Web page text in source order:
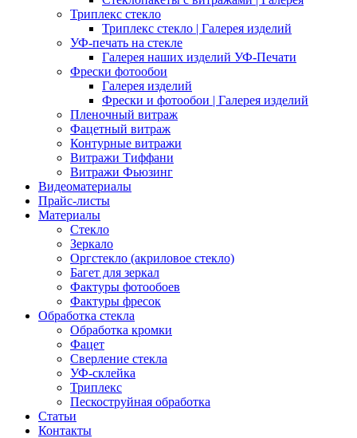
Триплекс стекло
Триплекс стекло | Галерея изделий
УФ-печать на стекле
Галерея наших изделий УФ-Печати
Фрески фотообои
Галерея изделий
Фрески и фотообои | Галерея изделий
Пленочный витраж
Фацетный витраж
Контурные витражи
Витражи Тиффани
Витражи Фьюзинг
Видеоматериалы
Прайс-листы
Материалы
Стекло
Зеркало
Оргстекло (акриловое стекло)
Багет для зеркал
Фактуры фотообоев
Фактуры фресок
Обработка стекла
Обработка кромки
Фацет
Сверление стекла
УФ-склейка
Триплекс
Пескоструйная обработка
Статьи
Контакты